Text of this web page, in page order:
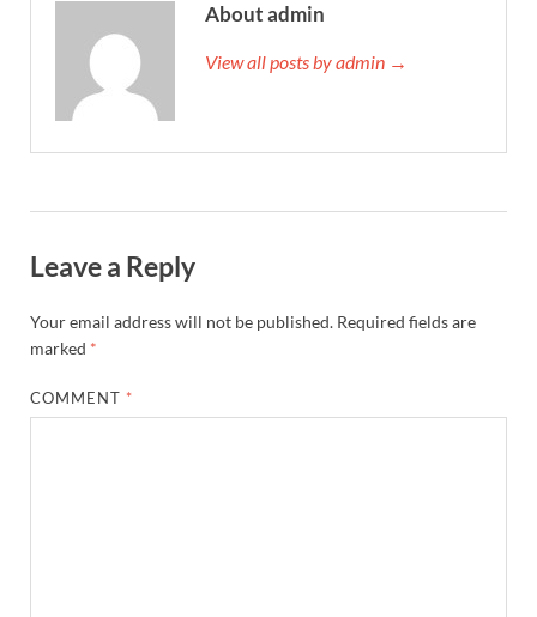
About admin
View all posts by admin →
Leave a Reply
Your email address will not be published. Required fields are
marked *
COMMENT *